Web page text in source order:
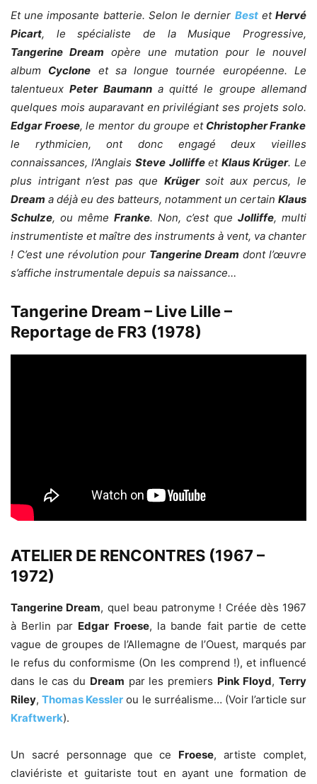
Et une imposante batterie. Selon le dernier BestetHervé
Picart, le spécialiste de la Musique Progressive,
Tangerine Dream opère une mutation pour le nouvel
album Cyclone et sa longue tournée européenne. Le
talentueuxPeter Baumanna quitté le groupe allemand
quelques mois auparavant en privilégiant ses projets solo.
Edgar Froese, le mentor du groupe etChristopher Franke
le rythmicien, ont donc engagé deux vieilles
connaissances, l’Anglais Steve JolliffeetKlaus Krüger. Le
plus intrigant n’est pas que Krügersoit aux percus, le
Dream a déjà eu des batteurs, notamment un certain Klaus
Schulze, ou même Franke. Non, c’est que Jolliffe, multi
instrumentiste et maître des instruments à vent, va chanter
! C’est une révolution pour Tangerine Dream dont l’œuvre
s’affiche instrumentale depuis sa naissance…
Tangerine Dream – Live Lille –
Reportage de FR3 (1978)
ATELIER DE RENCONTRES (1967 –
1972)
Tangerine Dream, quel beau patronyme ! Créée dès 1967
à Berlin par Edgar Froese, la bande fait partie de cette
vague de groupes de l’Allemagne de l’Ouest, marqués par
le refus du conformisme (On les comprend !), et influencé
dans le cas du Dream par les premiers Pink Floyd,Terry
Riley, Thomas Kessler ou le surréalisme… (Voir l’article sur
Kraftwerk).
Un sacré personnage que ce Froese, artiste complet,
claviériste et guitariste tout en ayant une formation de